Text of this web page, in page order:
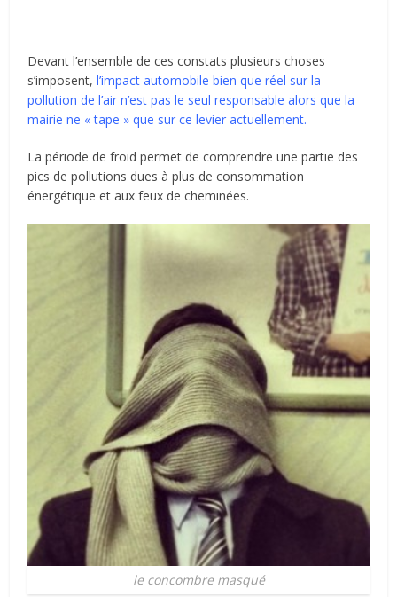
Devant l’ensemble de ces constats plusieurs choses
s’imposent,l’impact automobile bien que réel sur la
pollution de l’air n’est pas le seul responsable alors que la
mairie ne « tape » que sur ce levier actuellement.
La période de froid permet de comprendre une partie des
pics de pollutions dues à plus de consommation
énergétique et aux feux de cheminées.
le concombre masqué